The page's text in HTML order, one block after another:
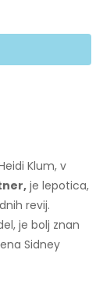
Klum, v
je lepotica,
revij.
je bolj znan
Sidney